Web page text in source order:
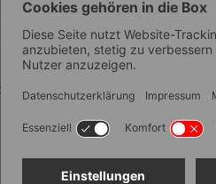
dem Behälter eine ausgesprochen
Gemüsekästen stabelbar